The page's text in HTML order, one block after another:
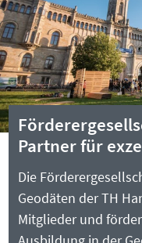
Partner für
Die
Geodäten der TH
Mitglieder und